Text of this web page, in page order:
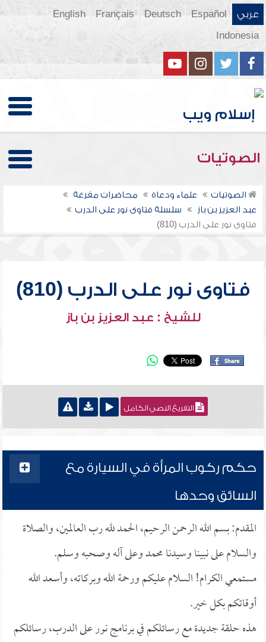
عربي Español
Deutsch
Français
English
Indonesia
الصوتيات
الصوتيات علماء ودعاة
محاضرات مفرغة
عبد العزيز بن باز
سلسلة فتاوى نور على الدرب
فتاوى نور على الدرب (810)
فتاوى نور على الدرب (810)
للشيخ : عبد العزيز بن باز
التفريغ النصي الكامل
حكم ركوب المرأة في السيارة مع
السائق وحدها
المقدم: بسم الله الرحمن الرحيم، الحمد لله رب العالمين، والصلاة
والسلام على نبينا وسيدنا محمد وعلى آله وصحبه وسلم.
مستمعي الكرام! السلام عليكم ورحمة الله وبركاته، وأسعد الله
أوقاتكم بكل خير.
هذه حلقة جديدة مع رسائلكم في برنامج نور على الدرب، رسائلكم